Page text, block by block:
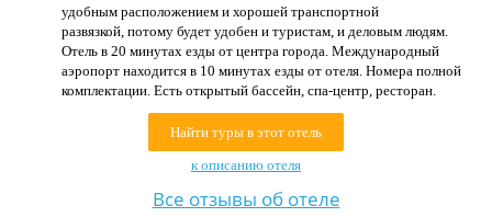
Как купить
О нас
удобным расположением и хорошей транспортной
развязкой, потому будет удобен и туристам, и деловым людям.
Отель в 20 минутах езды от центра города. Международный
аэропорт находится в 10 минутах езды от отеля. Номера полной
комплектации. Есть открытый бассейн, спа-центр, ресторан.
Найти туры в этот отель
к описанию отеля
Все отзывы об отеле